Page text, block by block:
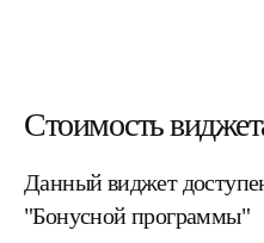
Стоимость
Данный виджет
"Бонусной программы"